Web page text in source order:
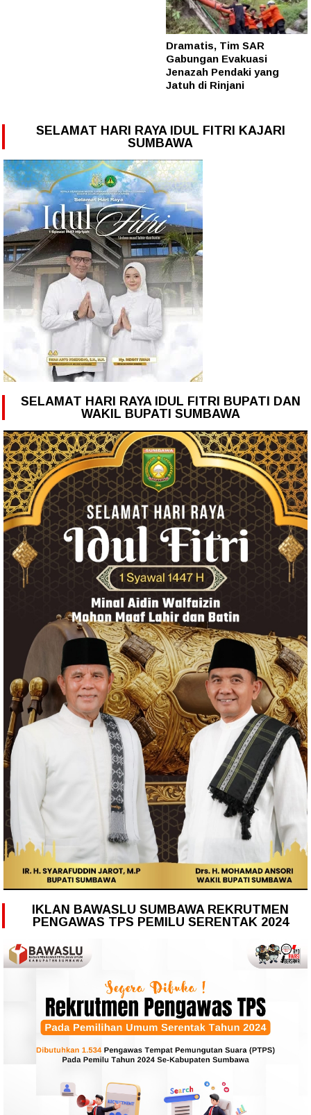
Dramatis, Tim SAR
Gabungan Evakuasi
Jenazah Pendaki yang
Jatuh di Rinjani
SELAMAT HARI RAYA IDUL FITRI KAJARI
SUMBAWA
SELAMAT HARI RAYA IDUL FITRI BUPATI DAN
WAKIL BUPATI SUMBAWA
IKLAN BAWASLU SUMBAWA REKRUTMEN
PENGAWAS TPS PEMILU SERENTAK 2024